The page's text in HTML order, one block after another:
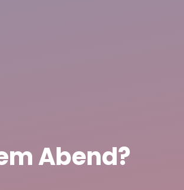
Abend?